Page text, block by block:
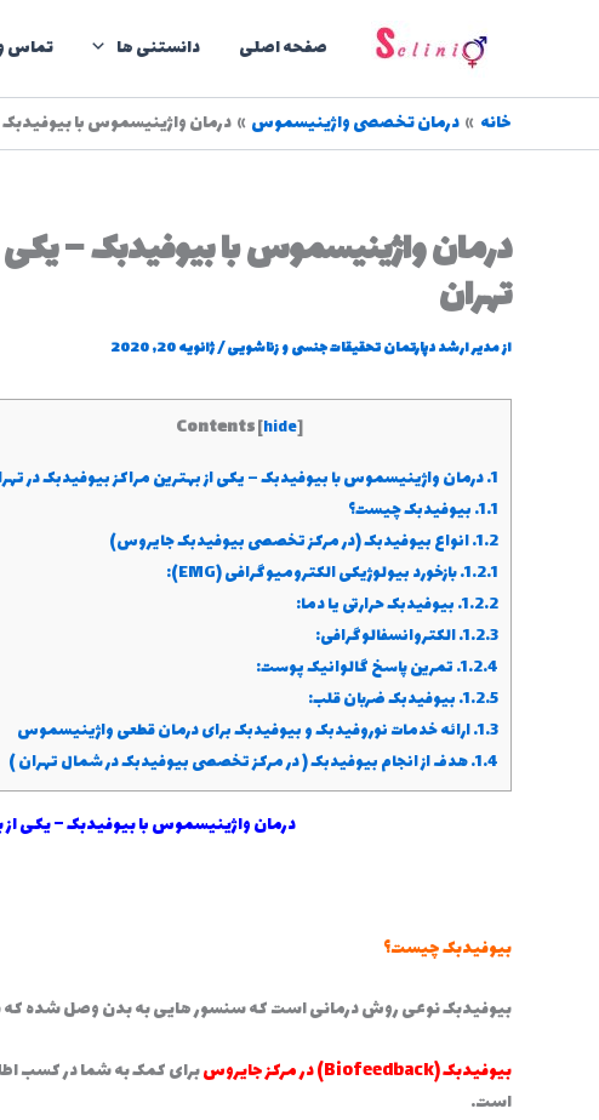
صفحه اصلی دانستنی ها تماس و
خانه درمان تخصصی واژینیسموس درمان واژینیسموس با بیوفیدبک
درمان واژینیسموس با بیوفیدبک – یکی
تهران
ازمدیر ارشد دپارتمان تحقیقات جنسی و زناشویی/ژانویه 20, 2020
Contents[hide]
1. درمان واژینیسموس با بیوفیدبک – یکی از بهترین مراکز بیوفیدبک در
1.1. بیوفیدبک چیست؟
1.2. انواع بیوفیدبک (در مرکز تخصصی بیوفیدبک جایروس)
1.2.1. بازخورد بیولوژیکی الکترومیوگرافی (EMG):
1.2.2. بیوفیدبک حرارتی یا دما:
1.2.3. الکتروانسفالوگرافی:
1.2.4. تمرین پاسخ گالوانیک پوست:
1.2.5. بیوفیدبک ضربان قلب:
1.3. ارائه خدمات نوروفیدبک و بیوفیدبک برای درمان قطعی واژینیسموس
1.4. هدف از انجام بیوفیدبک ( در مرکز تخصصی بیوفیدبک در شمال تهران )
درمان واژینیسموس با بیوفیدبک – یکی از
بیوفیدبک چیست؟
بیوفیدبک نوعی روش درمانی است که سنسور هایی به بدن وصل شده که
بیوفیدبک (Biofeedback) در مرکز جایروس
برای کمک به شما در کسب
است.